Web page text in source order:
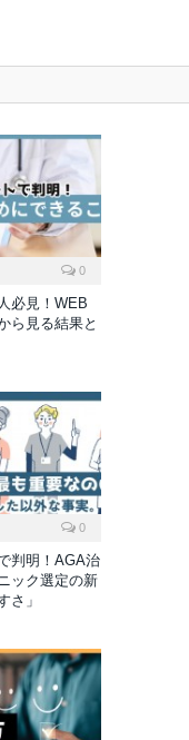
0
必見！WEB
ら見る結果と
0
判明！AGA治
ック選定の新
さ」